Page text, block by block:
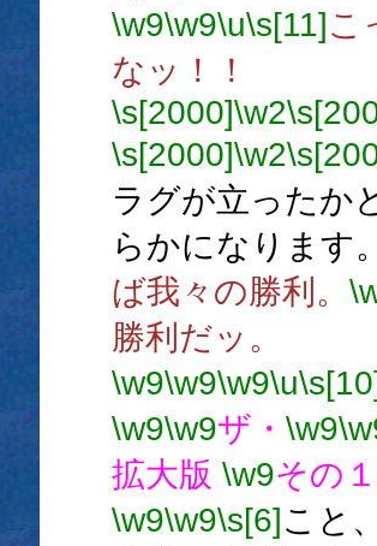
\w9\w9\u\s[11]こ
なッ！！
\s[2000]\w2
\s[2000]\w2
ラグが立ったか
らかになります
ば我々の勝利。
勝利だッ。
\w9\w9\w9\u
\w9\w9ザ・ \w9
拡大版 \w9その
\w9\w9\s[6]こと